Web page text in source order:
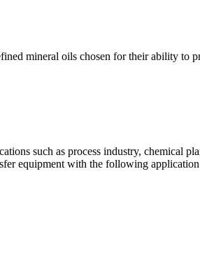
mineral oils chosen for their ability to
such as process industry, chemical
equipment with the following